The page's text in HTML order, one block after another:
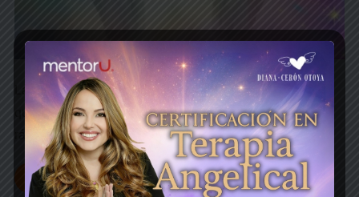
La Maestría en la Ciencia de la Manifestación Angelical
que te ayuda a crear tu vida extraordinaria 3 veces más
rápido con la ayuda del cielo, inscripciones abiertas…
Más información